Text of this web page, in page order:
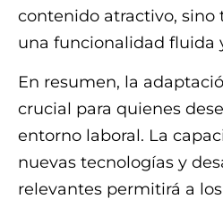
contenido atractivo,
una funcionalidad fluida
En resumen, la
crucial para quienes
entorno laboral. La
nuevas tecnologías y
relevantes permitirá a